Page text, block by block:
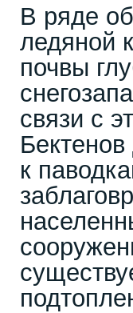
В ряде
ледяной
почвы
связи с
к